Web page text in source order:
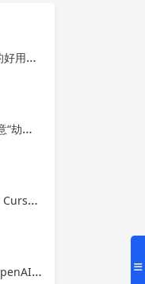
Trae 国内版出来了，真的好用吗？ – 今日头条
3200+ Cursor 用户被恶意“劫持”！贪图“便宜 API”却惨遭收割， AI 开发者们要小心了 – 今日头条
一次面试让我重新认识了 Cursor – 今日头条
GPT正面对决Claude，OpenAI竟没全赢，AI安全「极限大测」真相曝光 – 今日头条